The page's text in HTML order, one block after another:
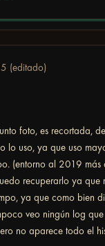
(editado)
foto, es
uso, ya que uso
(entorno al 2019 más
recuperarlo ya
ya que como bien
veo ningún log
no aparece todo el